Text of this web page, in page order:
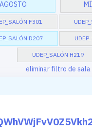
F301
D207
UDEP_SALÓN H219
eliminar filtro de sala